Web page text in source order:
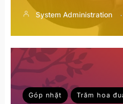
System Administration
Góp nhặt Trăm hoa